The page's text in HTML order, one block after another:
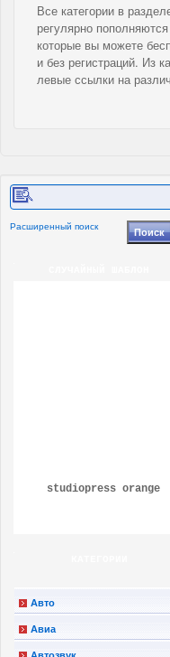
Все категории в
регулярно
которые вы можете
и без регистраций. Из
левые ссылки на
Расширенный поиск
studiopress orange
Авто
Авиа